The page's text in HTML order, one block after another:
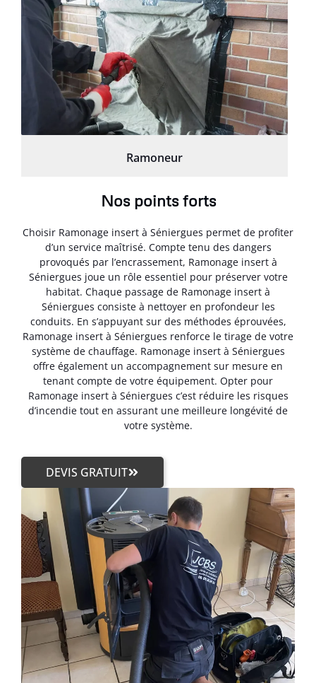
Ramoneur
Nos points forts
Choisir Ramonage insert à Séniergues permet de profiter
d’un service maîtrisé. Compte tenu des dangers
provoqués par l’encrassement, Ramonage insert à
Séniergues joue un rôle essentiel pour préserver votre
habitat. Chaque passage de Ramonage insert à
Séniergues consiste à nettoyer en profondeur les
conduits. En s’appuyant sur des méthodes éprouvées,
Ramonage insert à Séniergues renforce le tirage de votre
système de chauffage. Ramonage insert à Séniergues
offre également un accompagnement sur mesure en
tenant compte de votre équipement. Opter pour
Ramonage insert à Séniergues c’est réduire les risques
d’incendie tout en assurant une meilleure longévité de
votre système.
DEVIS GRATUIT